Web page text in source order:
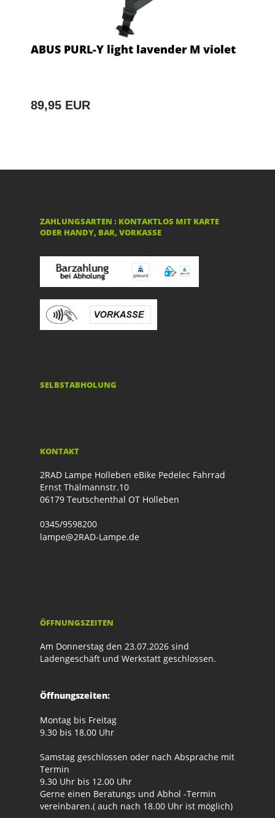
ABUS PURL-Y light lavender M violet
89,95 EUR
ZAHLUNGSARTEN : KONTAKTLOS MIT KARTE
ODER HANDY, BAR, VORKASSE
SELBSTABHOLUNG
KONTAKT
2RAD Lampe Holleben eBike Pedelec Fahrrad
Ernst Thälmannstr.10
06179 Teutschenthal OT Holleben
0345/9598200
lampe@2RAD-Lampe.de
ÖFFNUNGSZEITEN
Am Donnerstag den 23.07.2026 sind
Ladengeschäft und Werkstatt geschlossen.
Öffnungszeiten:
Montag bis Freitag
9.30 bis 18.00 Uhr
Samstag geschlossen oder nach Absprache mit
Termin
9.30 Uhr bis 12.00 Uhr
Gerne einen Beratungs und Abhol -Termin
vereinbaren.( auch nach 18.00 Uhr ist möglich)